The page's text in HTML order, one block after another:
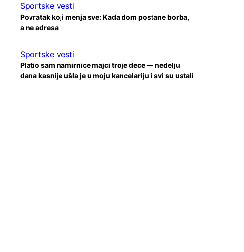
Sportske vesti
Povratak koji menja sve: Kada dom postane borba,
a ne adresa
Sportske vesti
Platio sam namirnice majci troje dece — nedelju
dana kasnije ušla je u moju kancelariju i svi su ustali